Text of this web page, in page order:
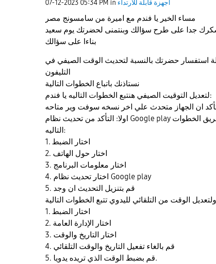
‎07-12-2023 05:34 PM in أجهزة قابلة للارتداء
مساء الخير يا فندم مع اميرة من سامسونج مصر
جدا على طرح سؤالك وبنتمنى لحضرتك يوم سعيد
بناءا على سؤالك
استفسار حضرتك بالنسبة لتحديث الوقت الصيفي في
التليفون
نستاذنك باتباع الخطوات التالية
لتعديل التوقيت الصيفي هنتبع الخطوات التاليه يا فندم:
اولا: التأكد من تحديث نظام Google play عن طريق الخطوات
التاليه:
1. اختار الضبط
2. اختار حول الهاتف
3. اختار معلومات البرنامج
4. اختار تحديث نظام Google play
5. قم بتنزيل التحديث ان وجد
1. اختار الضبط
2. اختار الإدارة العامة
3. اختار التاريخ والوقت
4. قم بالغاء تفعيل التاريخ والوقت التلقائي
5. قم بضبط الوقت الذي تريده يدويا.